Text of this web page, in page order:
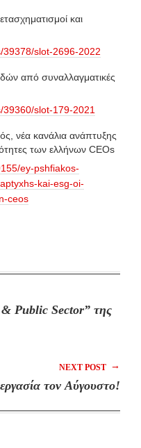
και
39378/slot-2696-2022
από συναλλαγματικές
39360/slot-179-2021
νέα κανάλια ανάπτυξης
των ελλήνων CEOs
ey-pshfiakos-
kai-esg-oi-
ceos
Public Sector” της
NEXT POST →
τον Αύγουστο!